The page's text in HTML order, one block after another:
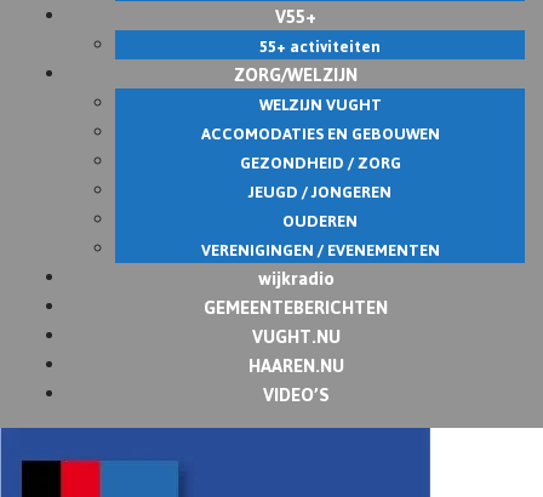
V55+
55+ activiteiten
ZORG/WELZIJN
WELZIJN VUGHT
ACCOMODATIES EN GEBOUWEN
GEZONDHEID / ZORG
JEUGD / JONGEREN
OUDEREN
VERENIGINGEN / EVENEMENTEN
wijkradio
GEMEENTEBERICHTEN
VUGHT.NU
HAAREN.NU
VIDEO’S